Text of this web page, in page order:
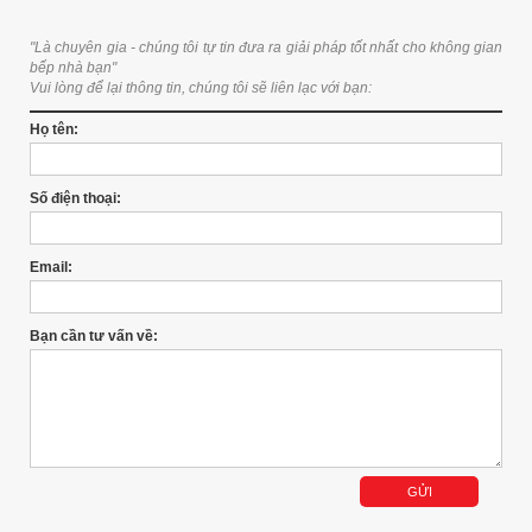
"Là chuyên gia - chúng tôi tự tin đưa ra giải pháp tốt nhất cho không gian
bếp nhà bạn"
Vui lòng để lại thông tin, chúng tôi sẽ liên lạc với bạn:
Họ tên:
Số điện thoại:
Email:
Bạn cần tư vấn về: